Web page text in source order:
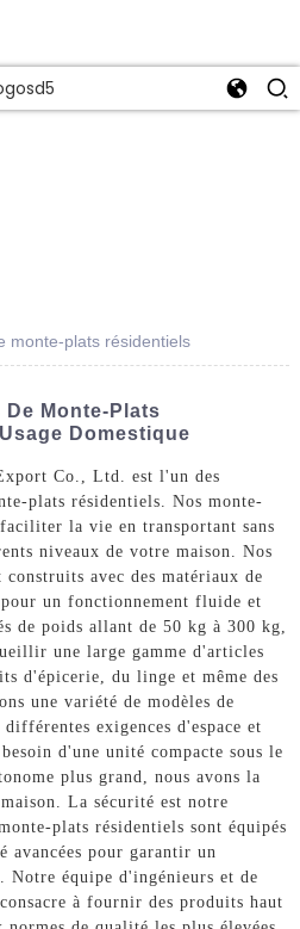
monte-plats résidentiels
Monte-Plats
Domestique
Co., Ltd. est l'un des
plats résidentiels. Nos monte-
la vie en transportant sans
niveaux de votre maison. Nos
avec des matériaux de
un fonctionnement fluide et
de poids allant de 50 kg à 300 kg,
une large gamme d'articles
d'épicerie, du linge et même des
une variété de modèles de
exigences d'espace et
d'une unité compacte sous le
plus grand, nous avons la
La sécurité est notre
plats résidentiels sont équipés
avancées pour garantir un
équipe d'ingénieurs et de
à fournir des produits haut